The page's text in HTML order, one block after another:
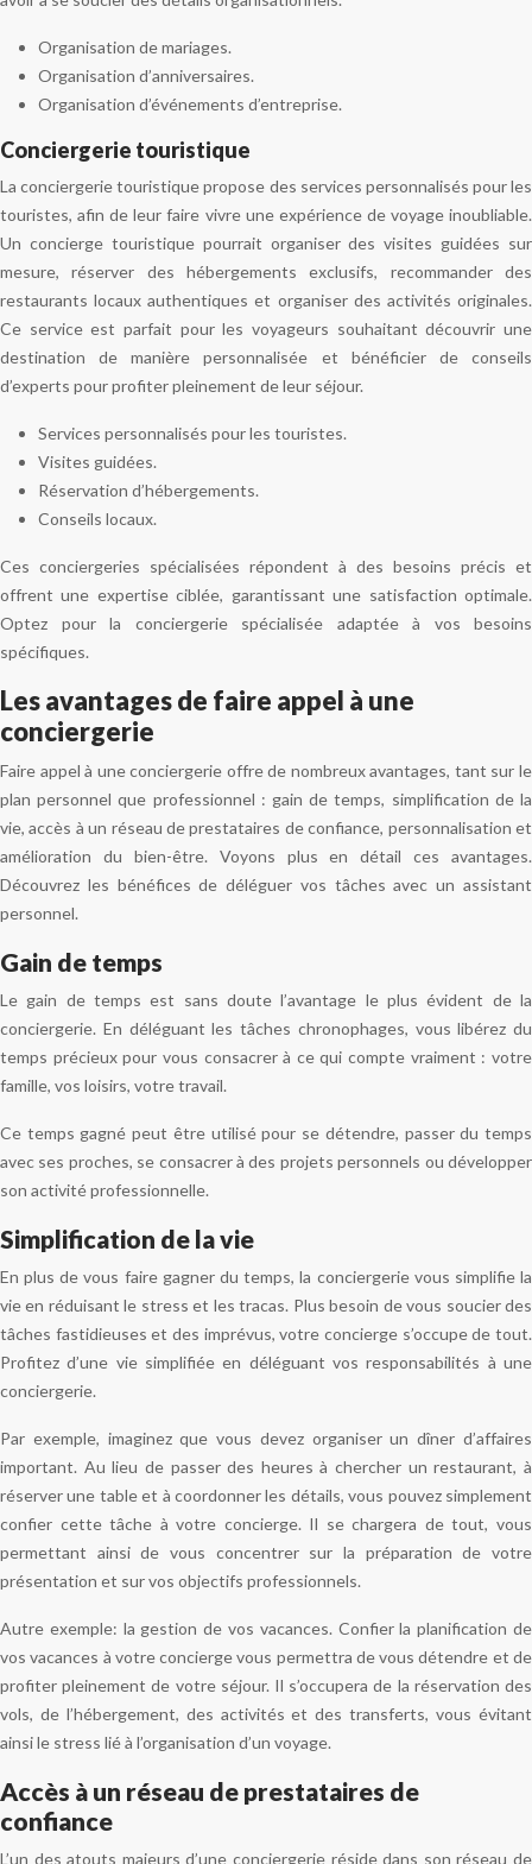
Organisation de mariages.
Organisation d’anniversaires.
Organisation d’événements d’entreprise.
Conciergerie touristique
La conciergerie touristique propose des services personnalisés pour les
touristes, afin de leur faire vivre une expérience de voyage inoubliable.
Un concierge touristique pourrait organiser des visites guidées sur
mesure, réserver des hébergements exclusifs, recommander des
restaurants locaux authentiques et organiser des activités originales.
Ce service est parfait pour les voyageurs souhaitant découvrir une
destination de manière personnalisée et bénéficier de conseils
d’experts pour profiter pleinement de leur séjour.
Services personnalisés pour les touristes.
Visites guidées.
Réservation d’hébergements.
Conseils locaux.
Ces conciergeries spécialisées répondent à des besoins précis et
offrent une expertise ciblée, garantissant une satisfaction optimale.
Optez pour la conciergerie spécialisée adaptée à vos besoins
spécifiques.
Les avantages de faire appel à une
conciergerie
Faire appel à une conciergerie offre de nombreux avantages, tant sur le
plan personnel que professionnel : gain de temps, simplification de la
vie, accès à un réseau de prestataires de confiance, personnalisation et
amélioration du bien-être. Voyons plus en détail ces avantages.
Découvrez les bénéfices de déléguer vos tâches avec un assistant
personnel.
Gain de temps
Le gain de temps est sans doute l’avantage le plus évident de la
conciergerie. En déléguant les tâches chronophages, vous libérez du
temps précieux pour vous consacrer à ce qui compte vraiment : votre
famille, vos loisirs, votre travail.
Ce temps gagné peut être utilisé pour se détendre, passer du temps
avec ses proches, se consacrer à des projets personnels ou développer
son activité professionnelle.
Simplification de la vie
En plus de vous faire gagner du temps, la conciergerie vous simplifie la
vie en réduisant le stress et les tracas. Plus besoin de vous soucier des
tâches fastidieuses et des imprévus, votre concierge s’occupe de tout.
Profitez d’une vie simplifiée en déléguant vos responsabilités à une
conciergerie.
Par exemple, imaginez que vous devez organiser un dîner d’affaires
important. Au lieu de passer des heures à chercher un restaurant, à
réserver une table et à coordonner les détails, vous pouvez simplement
confier cette tâche à votre concierge. Il se chargera de tout, vous
permettant ainsi de vous concentrer sur la préparation de votre
présentation et sur vos objectifs professionnels.
Autre exemple: la gestion de vos vacances. Confier la planification de
vos vacances à votre concierge vous permettra de vous détendre et de
profiter pleinement de votre séjour. Il s’occupera de la réservation des
vols, de l’hébergement, des activités et des transferts, vous évitant
ainsi le stress lié à l’organisation d’un voyage.
Accès à un réseau de prestataires de
confiance
L’un des atouts majeurs d’une conciergerie réside dans son réseau de